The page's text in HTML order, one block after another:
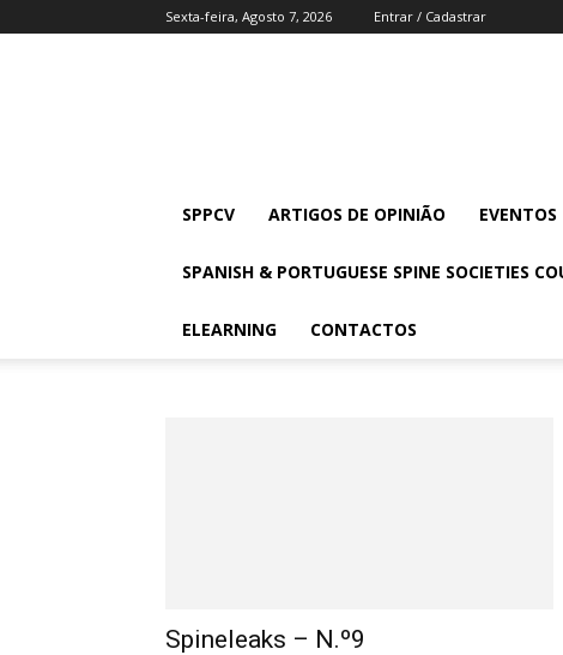
Sexta-feira, Agosto 7, 2026 Entrar / Cadastrar
SPPCV ARTIGOS DE OPINIÃO EVENTOS
SPANISH & PORTUGUESE SPINE SOCIETIES
ELEARNING CONTACTOS
Spineleaks – N.º9